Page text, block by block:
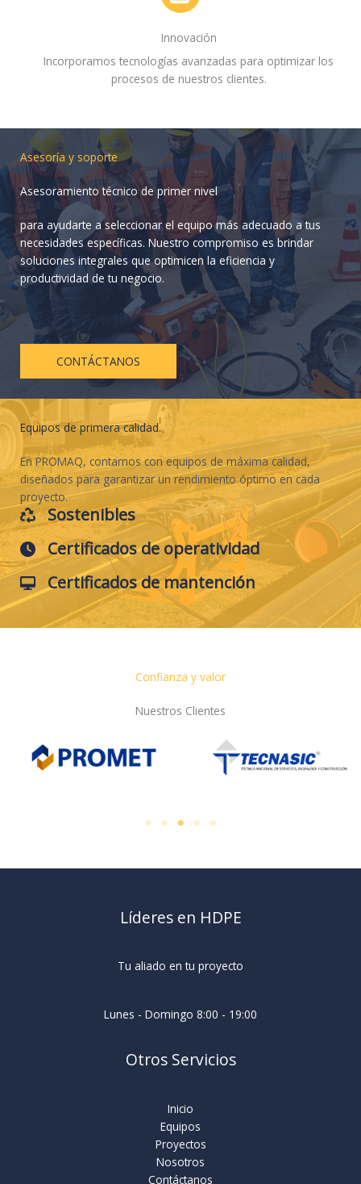
Innovación
Incorporamos tecnologías avanzadas para optimizar los
procesos de nuestros clientes.
Asesoría y soporte
Asesoramiento técnico de primer nivel
para ayudarte a seleccionar el equipo más adecuado a tus
necesidades específicas. Nuestro compromiso es brindar
soluciones integrales que optimicen la eficiencia y
productividad de tu negocio.
CONTÁCTANOS
Equipos de primera calidad.
En PROMAQ, contamos con equipos de máxima calidad,
diseñados para garantizar un rendimiento óptimo en cada
proyecto.
Sostenibles
Certificados de operatividad
Certificados de mantención
Confianza y valor
Nuestros Clientes
Líderes en HDPE
Tu aliado en tu proyecto
Lunes - Domingo 8:00 - 19:00
Otros Servicios
Inicio
Equipos
Proyectos
Nosotros
Contáctanos